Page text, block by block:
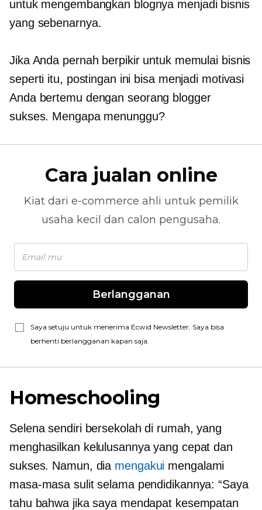
untuk mengembangkan blognya menjadi bisnis
yang sebenarnya.
Jika Anda pernah berpikir untuk memulai bisnis
seperti itu, postingan ini bisa menjadi motivasi
Anda bertemu dengan seorang blogger
sukses. Mengapa menunggu?
Cara jualan online
Kiat dari e-commerce ahli untuk pemilik
usaha kecil dan calon pengusaha.
Berlangganan
Saya setuju untuk menerima Ecwid Newsletter. Saya bisa
berhenti berlangganan kapan saja.
Homeschooling
Selena sendiri bersekolah di rumah, yang
menghasilkan kelulusannya yang cepat dan
sukses. Namun, dia mengakui mengalami
masa-masa sulit selama pendidikannya: “Saya
tahu bahwa jika saya mendapat kesempatan